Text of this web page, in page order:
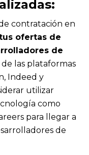
contratación en
ofertas de
de
de las plataformas
Indeed y
utilizar
como
para llegar a
de